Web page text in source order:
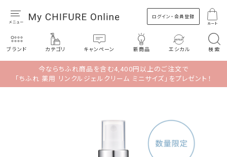
ログイン・会員登録
カート
ブランド カテゴリ キャンペーン 新商品 エシカル 検索
今ならちふれ商品を含む4,400円以上のご注文で
「ちふれ 薬用 リンクルジェルクリーム ミニサイズ」をプレゼント！